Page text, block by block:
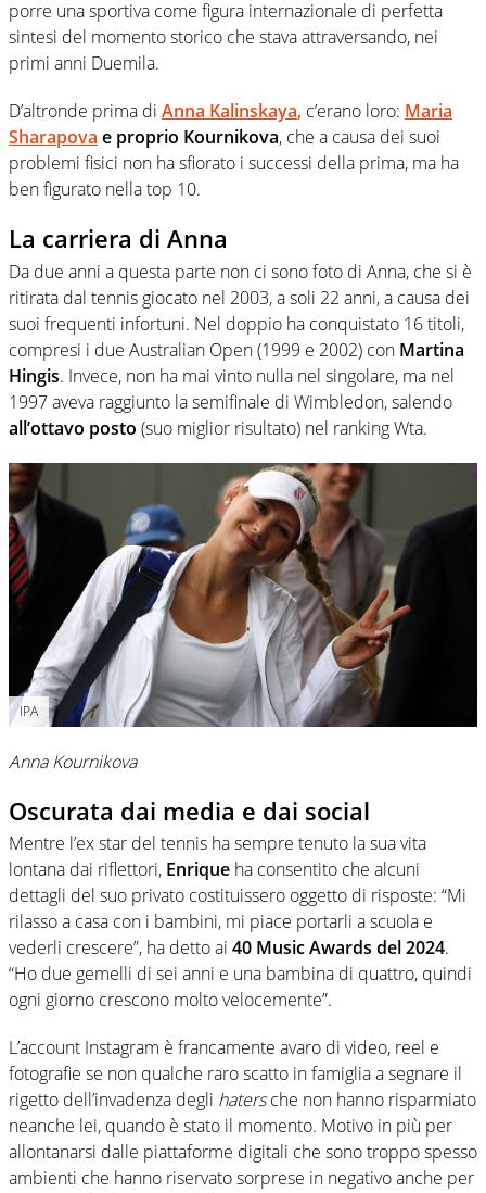
porre una sportiva come figura internazionale di perfetta
sintesi del momento storico che stava attraversando, nei
primi anni Duemila.
D’altronde prima di Anna Kalinskaya, c’erano loro: Maria
Sharapova e proprio Kournikova, che a causa dei suoi
problemi fisici non ha sfiorato i successi della prima, ma ha
ben figurato nella top 10.
La carriera di Anna
Da due anni a questa parte non ci sono foto di Anna, che si è
ritirata dal tennis giocato nel 2003, a soli 22 anni, a causa dei
suoi frequenti infortuni. Nel doppio ha conquistato 16 titoli,
compresi i due Australian Open (1999 e 2002) con Martina
Hingis. Invece, non ha mai vinto nulla nel singolare, ma nel
1997 aveva raggiunto la semifinale di Wimbledon, salendo
all’ottavo posto (suo miglior risultato) nel ranking Wta.
IPA
Anna Kournikova
Oscurata dai media e dai social
Mentre l’ex star del tennis ha sempre tenuto la sua vita
lontana dai riflettori, Enrique ha consentito che alcuni
dettagli del suo privato costituissero oggetto di risposte: “Mi
rilasso a casa con i bambini, mi piace portarli a scuola e
vederli crescere”, ha detto ai 40 Music Awards del 2024.
“Ho due gemelli di sei anni e una bambina di quattro, quindi
ogni giorno crescono molto velocemente”.
L’account Instagram è francamente avaro di video, reel e
fotografie se non qualche raro scatto in famiglia a segnare il
rigetto dell’invadenza degli hatersche non hanno risparmiato
neanche lei, quando è stato il momento. Motivo in più per
allontanarsi dalle piattaforme digitali che sono troppo spesso
ambienti che hanno riservato sorprese in negativo anche per